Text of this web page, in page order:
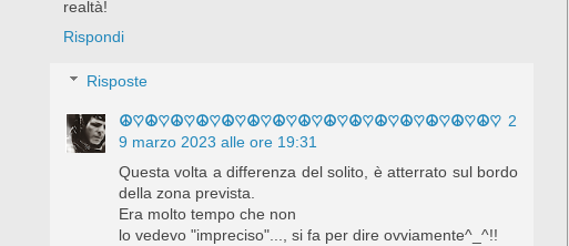
realtà!
Rispondi
Risposte
☮♡☮♡☮♡☮♡☮♡☮♡☮♡☮♡☮♡☮♡☮♡☮♡☮♡☮♡☮♡ 2
9 marzo 2023 alle ore 19:31
Questa volta a differenza del solito, è atterrato sul bordo
della zona prevista.
Era molto tempo che non
lo vedevo "impreciso"..., si fa per dire ovviamente^_^!!